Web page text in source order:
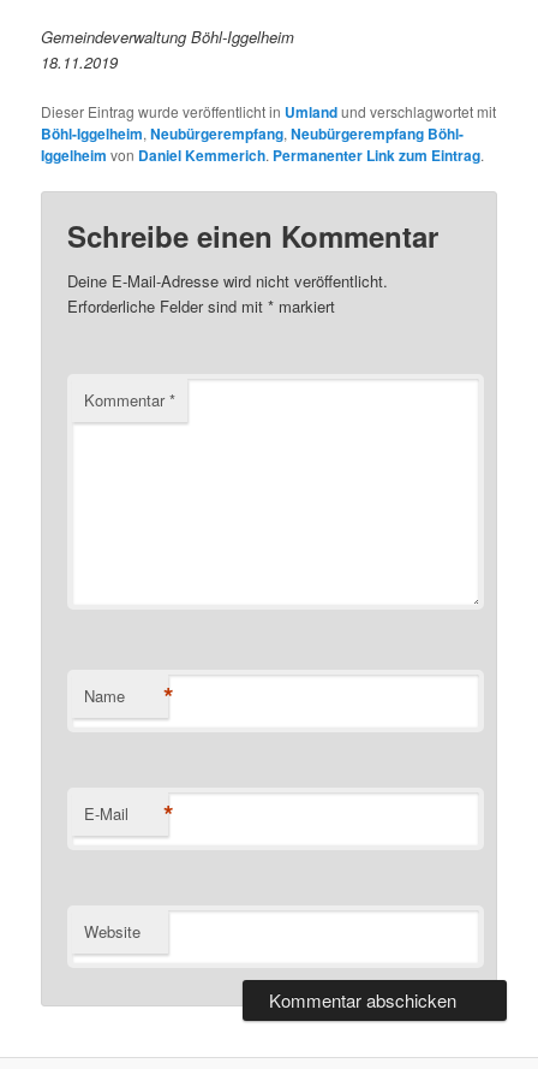
Gemeindeverwaltung Böhl-Iggelheim
18.11.2019
Dieser Eintrag wurde veröffentlicht in Umlandund verschlagwortet mit
Böhl-Iggelheim,Neubürgerempfang,Neubürgerempfang Böhl-
Iggelheim von Daniel Kemmerich. Permanenter Link zum Eintrag.
Schreibe einen Kommentar
Deine E-Mail-Adresse wird nicht veröffentlicht.
Erforderliche Felder sind mit* markiert
Kommentar*
Name *
E-Mail *
Website